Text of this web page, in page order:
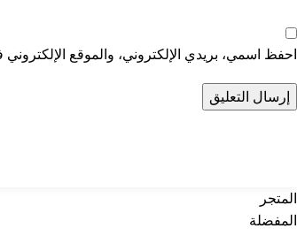
احفظ اسمي، بريدي الإلكتروني، والموقع
المتجر
المفضلة